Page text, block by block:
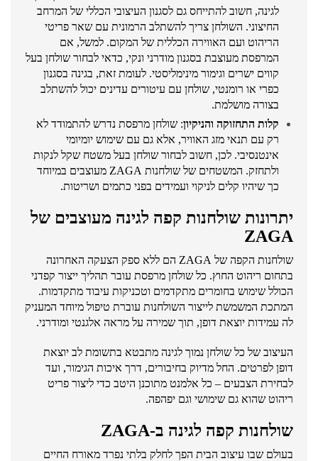
לגינה, חשוב להתייחס גם לסגנון העיצובי הכללי של המרחב
החיצוני. השולחן צריך להשתלב הרמונית עם שאר פריטי
הריהוט ועם האווירה הכללית של המקום. למשל, אם
המרפסת מעוצבת בסגנון מודרני ונקי, כדאי לבחור שולחן בעל
קווים ישרים וגימור מינימליסטי. לעומת זאת, בגינה בסגנון
כפרי או רומנטי, שולחן עם עיטורים עדינים יכול להשתלב
בצורה מושלמת.
קלות התחזוקה והניקיון: שולחן מרפסת נדרש להתמודד לא
רק עם תנאי מזג האוויר, אלא גם עם שימוש יומיומי
אינטנסיבי. לכן, חשוב לבחור שולחן בעל משטח שקל לנקות
ולתחזק. המשטחים של שולחנות ZAGA מעוצבים במיוחד
כך שיהיו קלים לניקוי ועמידים בפני כתמים ושריטות.
יתרונות שולחנות קפה לגינה מעוצבים של
ZAGA
שולחנות הקפה של ZAGA הם ללא ספק הצעקה האחרונה
בתחום ריהוט החוץ. כל שולחן מרפסת עובר תהליך ייצור קפדני
הכולל שימוש בחומרים מתקדמים וטכניקות עיבוד מתקדמות.
המתכת המשמשת לייצור השולחנות עוברת טיפול מיוחד המעניק
לה עמידות יוצאת דופן, תוך שמירה על מראה אלגנטי ומודרני.
העיצוב של כל שולחן נמוך לגינה מתבטא בתשומת לב יוצאת
דופן לפרטים. החל מדיוק בחיבורים, דרך איכות הגימור, ועד
לבחירת הצבעים – כל אלמנט מתוכנן היטב כדי ליצור פריט
ריהוט שהוא גם שימושי וגם יפהפה.
שולחנות קפה לגינה ב-ZAGA
בעולם שבו עיצוב הבית הפך לחלק בלתי נפרד מאורח החיים